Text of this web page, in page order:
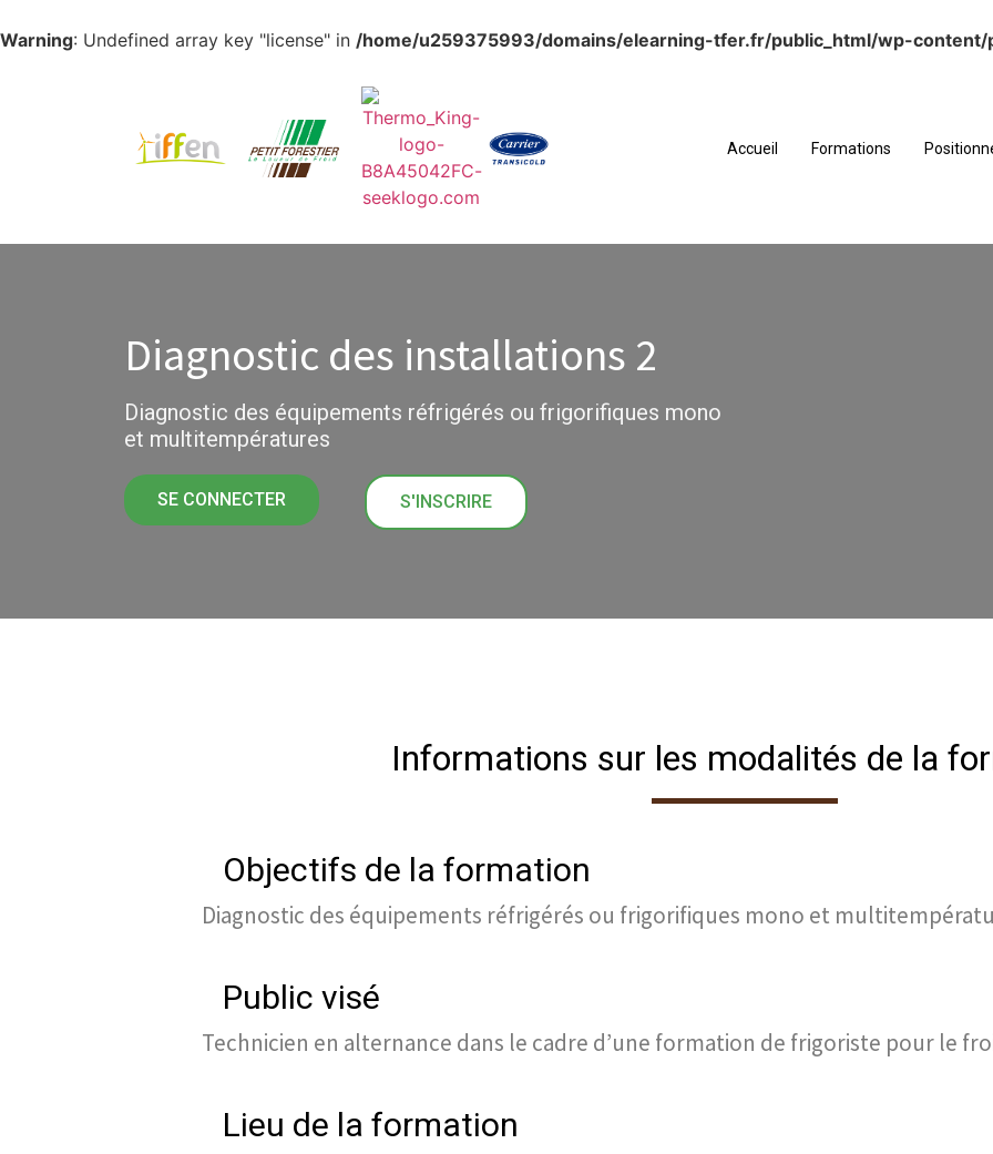
Warning: Undefined array key "license" in /home/u259375993/domains/elearning-tfer.fr/public_html/wp-
Accueil Formations
Diagnostic des installations 2
Diagnostic des équipements réfrigérés ou frigorifiques mono
et multitempératures
SE CONNECTER S'INSCRIRE
Informations sur les modalités de la
Objectifs de la formation
Diagnostic des équipements réfrigérés ou frigorifiques mono et
Public visé
Technicien en alternance dans le cadre d’une formation de frigoriste pour le
Lieu de la formation